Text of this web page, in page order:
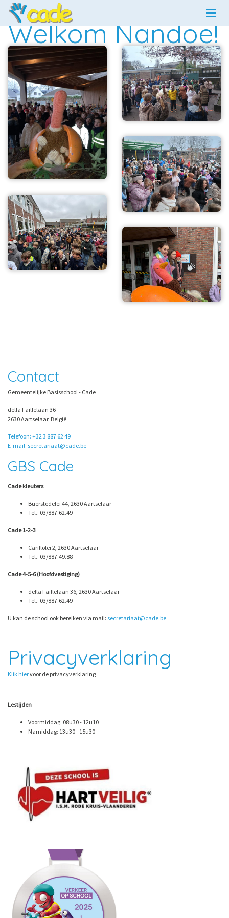
Welkom Nandoe!
Contact
Gemeentelijke Basisschool - Cade
della Faillelaan 36
2630 Aartselaar, België
Telefoon: +32 3 887 62 49
E-mail: secretariaat@cade.be
GBS Cade
Cade kleuters
Buerstedelei 44, 2630 Aartselaar
Tel.: 03/887.62.49
Cade 1-2-3
Carillolei 2, 2630 Aartselaar
Tel.: 03/887.49.88
Cade 4-5-6 (Hoofdvestiging)
della Faillelaan 36, 2630 Aartselaar
Tel.: 03/887.62.49
U kan de school ook bereiken via mail: secretariaat@cade.be
Privacyverklaring
Klik hiervoor de privacyverklaring
Lestijden
Voormiddag: 08u30 - 12u10
Namiddag: 13u30 - 15u30